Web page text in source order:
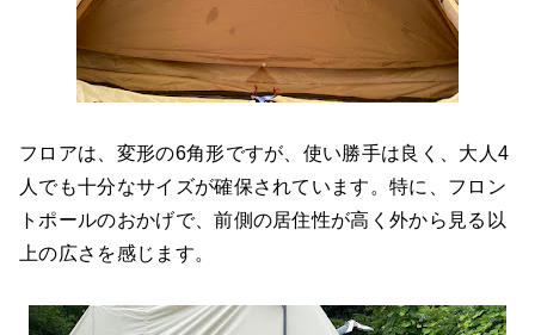
フロアは、変形の6角形ですが、使い勝手は良く、大人4
人でも十分なサイズが確保されています。特に、フロン
トポールのおかげで、前側の居住性が高く外から見る以
上の広さを感じます。